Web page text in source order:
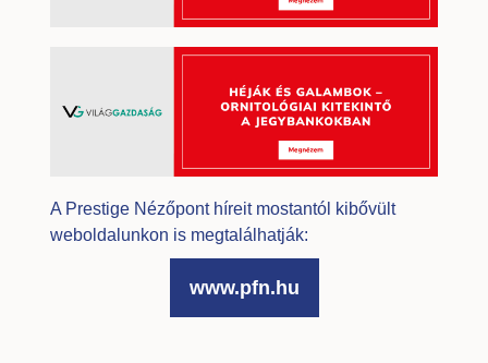
A Prestige Nézőpont híreit mostantól kibővült
weboldalunkon is megtalálhatják:
www.pfn.hu